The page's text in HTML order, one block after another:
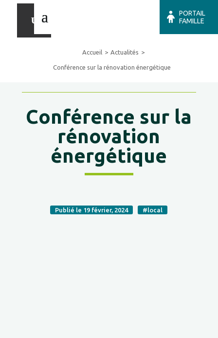
PORTAIL
FAMILLE
Accueil Actualités
Conférence sur la rénovation énergétique
Conférence sur la
rénovation
énergétique
Publié le 19 février, 2024 #local